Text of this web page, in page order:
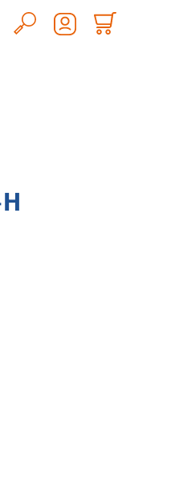
Hledat